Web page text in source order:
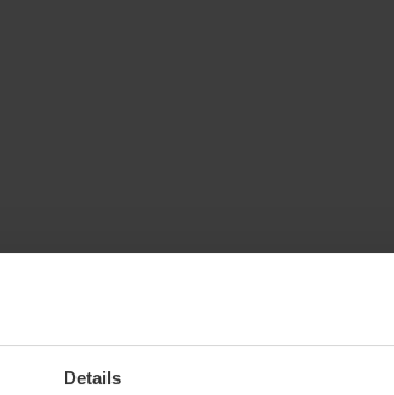
Details